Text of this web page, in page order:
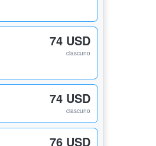
74 USD
ciascuno
74 USD
ciascuno
76 USD